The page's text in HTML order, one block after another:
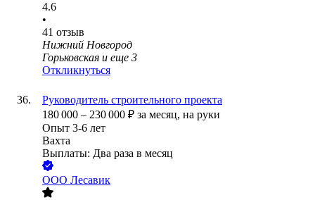
4.6
•
41 отзыв
Нижний Новгород
Горьковская и еще 3
Откликнуться
Руководитель строительного проекта
180 000 – 230 000 ₽ за месяц, на руки
Опыт 3-6 лет
Вахта
Выплаты: Два раза в месяц
ООО Лесавик